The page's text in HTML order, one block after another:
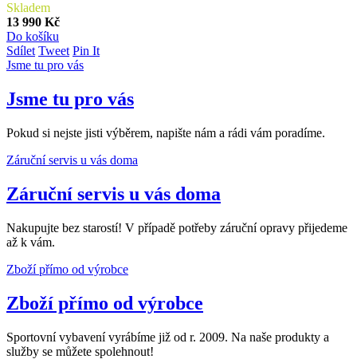
Skladem
13 990 Kč
Do košíku
Sdílet Tweet Pin It
Jsme tu pro vás
Jsme tu pro vás
Pokud si nejste jisti výběrem, napište nám a rádi vám poradíme.
Záruční servis u vás doma
Záruční servis u vás doma
Nakupujte bez starostí! V případě potřeby záruční opravy přijedeme
až k vám.
Zboží přímo od výrobce
Zboží přímo od výrobce
Sportovní vybavení vyrábíme již od r. 2009. Na naše produkty a
služby se můžete spolehnout!